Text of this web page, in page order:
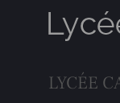
LYCÉE